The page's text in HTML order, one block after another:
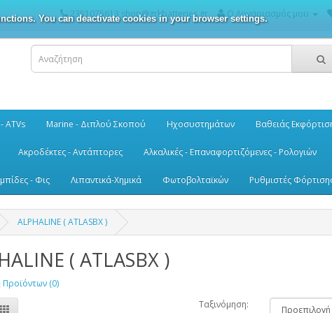
You can deactivate cookies in your browser settings.
2351075613 shop@grkbatteries.gr Ο Λογαριασμός μου
ATVs Marine - Διπλού Σκοπού Ηχοσυστημάτων Βαθειάς
Ακροδέκτες - Αντάπτορες Αλκαλικές - Επαναφορτιζόμενες - Ρολογιών
- Φις Λιπαντικά-Χημικά Φωτοβολταϊκών Ρυθμιστές
ALPHALINE ( ATLASBX )
( ATLASBX )
Προϊόντων (0)
Ταξινόμηση: